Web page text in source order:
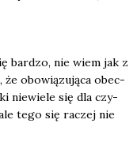
bar­dzo, nie wiem jak z
że obo­wią­zu­ją­ca obec­
nie­wie­le się dla czy­
tego się raczej nie